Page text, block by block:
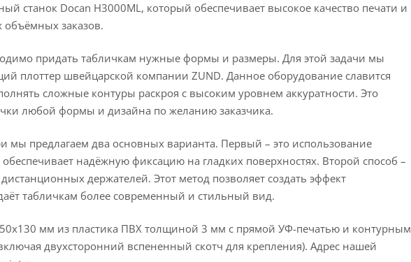
станок Docan H3000ML, который обеспечивает высокое качество печати и
заказов.
придать табличкам нужные формы и размеры. Для этой задачи мы
плоттер швейцарской компании ZUND. Данное оборудование славится
сложные контуры раскроя с высоким уровнем аккуратности. Это
любой формы и дизайна по желанию заказчика.
мы предлагаем два основных варианта. Первый – это использование
надёжную фиксацию на гладких поверхностях. Второй способ –
держателей. Этот метод позволяет создать эффект
табличкам более современный и стильный вид.
мм из пластика ПВХ толщиной 3 мм с прямой УФ-печатью и контурным
двухсторонний вспененный скотч для крепления). Адрес нашей